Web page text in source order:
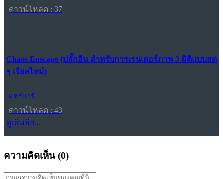
ดาวน์โหลด : 37
Chaos Enscape (ปลั๊กอิน สำหรับการเรนเดอร์ภาพ 3 มิติแบบสด
ๆ เรียลไทม์)
แชร์แวร์
ดาวน์โหลด : 43
ดูเพิ่มอีก...
ความคิดเห็น (0)